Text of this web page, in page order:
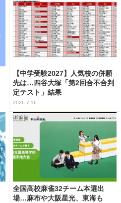
【中学受験2027】人気校の併願
先は…四谷大塚「第2回合不合判
定テスト」結果
2026.7.16
全国高校麻雀32チーム本選出
場…麻布や大阪星光、東海も